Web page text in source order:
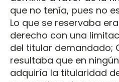
que no tenía, pues no
Lo que se reservaba
derecho con una
del titular demandado;
resultaba que en
adquiría la titularidad